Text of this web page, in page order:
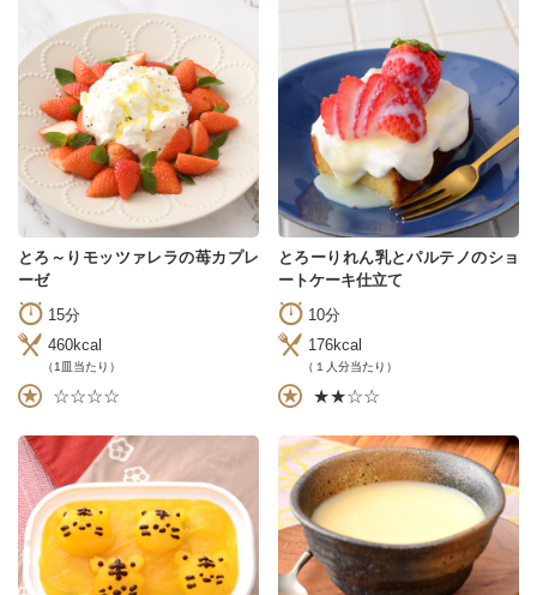
とろ～りモッツァレラの苺カプレ
ーゼ
15分
460kcal
（1皿当たり）
☆☆☆☆
とろーりれん乳とパルテノのショ
ートケーキ仕立て
10分
176kcal
（１人分当たり）
★★☆☆